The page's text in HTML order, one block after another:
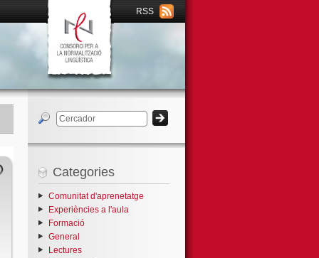
RSS
Categories
Comunitat d'aprenetatge
Experiències a l'aula
Formació
General
Lectures